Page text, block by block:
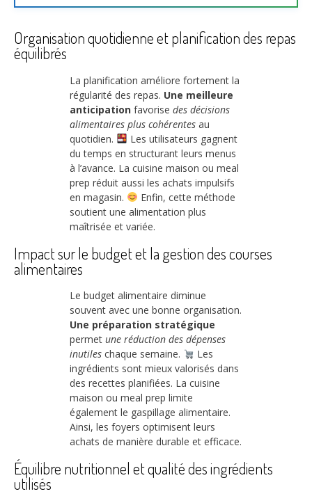
Organisation quotidienne et planification des repas
équilibrés
La planification améliore fortement la
régularité des repas. Une meilleure
anticipation favorise des décisions
alimentaires plus cohérentes au
quotidien.
Les utilisateurs gagnent
du temps en structurant leurs menus
à l’avance. La cuisine maison ou meal
prep réduit aussi les achats impulsifs
en magasin.
Enfin, cette méthode
soutient une alimentation plus
maîtrisée et variée.
Impact sur le budget et la gestion des courses
alimentaires
Le budget alimentaire diminue
souvent avec une bonne organisation.
Une préparation stratégique
permet une réduction des dépenses
inutiles chaque semaine.
Les
ingrédients sont mieux valorisés dans
des recettes planifiées. La cuisine
maison ou meal prep limite
également le gaspillage alimentaire.
Ainsi, les foyers optimisent leurs
achats de manière durable et efficace.
Équilibre nutritionnel et qualité des ingrédients
utilisés